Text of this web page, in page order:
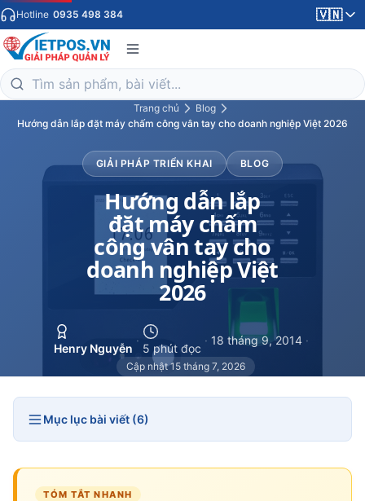
Hotline 0935 498 384 🇻🇳
Trang chủ
Blog
Hướng dẫn lắp đặt máy chấm công vân tay cho doanh nghiệp Việt 2026
GIẢI PHÁP TRIỂN KHAI BLOG
Hướng dẫn lắp
đặt máy chấm
công vân tay cho
doanh nghiệp Việt
2026
Henry Nguyễn
·
5 phút đọc
· 18 tháng 9, 2014 ·
Cập nhật 15 tháng 7, 2026
Mục lục bài viết (6)
TÓM TẮT NHANH